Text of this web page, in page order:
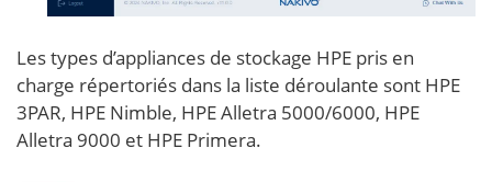
Les types d’appliances de stockage HPE pris en
charge répertoriés dans la liste déroulante sont HPE
3PAR, HPE Nimble, HPE Alletra 5000/6000, HPE
Alletra 9000 et HPE Primera.